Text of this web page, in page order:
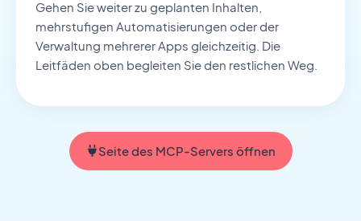
Gehen Sie weiter zu geplanten Inhalten,
mehrstufigen Automatisierungen oder der
Verwaltung mehrerer Apps gleichzeitig. Die
Leitfäden oben begleiten Sie den restlichen Weg.
Seite des MCP-Servers öffnen